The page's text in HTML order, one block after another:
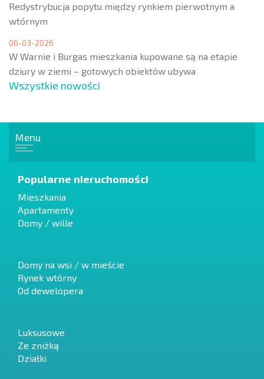
Redystrybucja popytu między rynkiem pierwotnym a
wtórnym
06-03-2026
W Warnie i Burgas mieszkania kupowane są na etapie
dziury w ziemi – gotowych obiektów ubywa
Wszystkie nowości
Menu
Popularne nieruchomości
Mieszkania
Apartamenty
Domy / wille
Domy na wsi / w mieście
Rynek wtórny
Od dewelopera
Luksusowe
Ze zniżką
Działki